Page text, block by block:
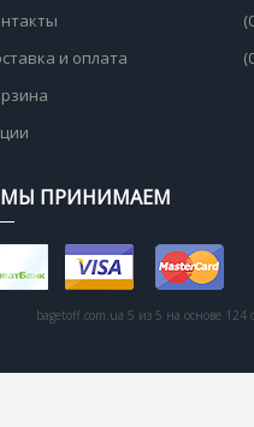
и оплата
МЫ ПРИНИМАЕМ
bagetoff.com.ua 5 из 5 на основе 124